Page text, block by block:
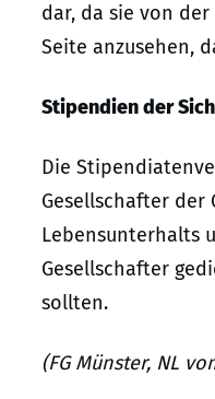
dar, da sie von
Seite anzusehen,
Stipendien der
Die
Gesellschafter der
Lebensunterhalts
Gesellschafter
sollten.
(FG Münster, NL